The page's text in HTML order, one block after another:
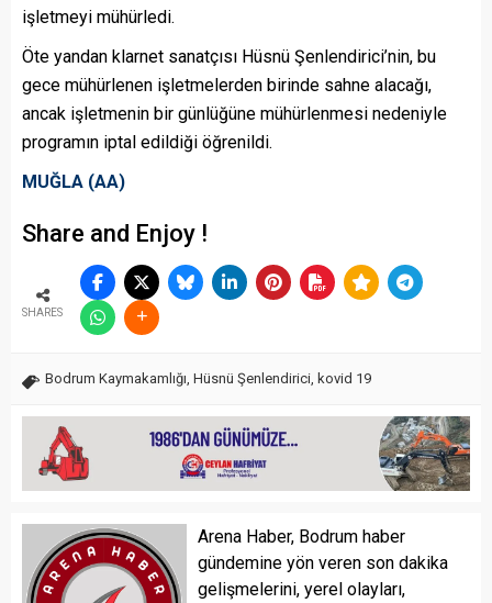
işletmeyi mühürledi.
Öte yandan klarnet sanatçısı Hüsnü Şenlendirici’nin, bu
gece mühürlenen işletmelerden birinde sahne alacağı,
ancak işletmenin bir günlüğüne mühürlenmesi nedeniyle
programın iptal edildiği öğrenildi.
MUĞLA (AA)
Share and Enjoy !
SHARES
Bodrum Kaymakamlığı Hüsnü Şenlendirici kovid 19
Arena Haber, Bodrum haber
gündemine yön veren son dakika
gelişmelerini, yerel olayları,